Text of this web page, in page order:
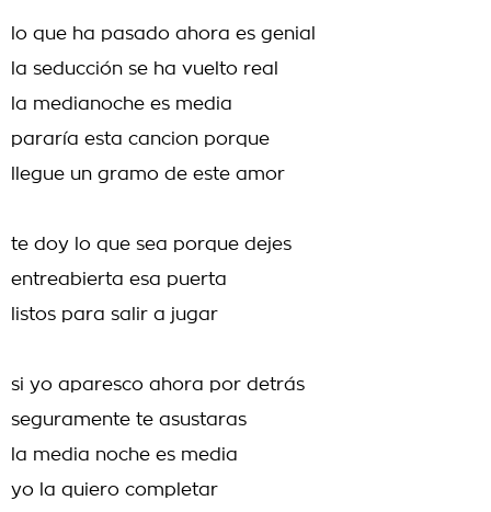
lo que ha pasado ahora es genial
la seducción se ha vuelto real
la medianoche es media
pararía esta cancion porque
llegue un gramo de este amor
te doy lo que sea porque dejes
entreabierta esa puerta
listos para salir a jugar
si yo aparesco ahora por detrás
seguramente te asustaras
la media noche es media
yo la quiero completar